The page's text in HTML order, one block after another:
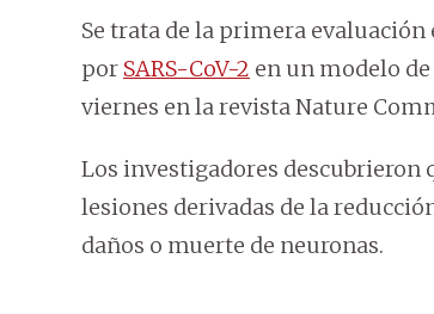
Se trata de la primera
por SARS-CoV-2 en un modelo
viernes en la revista Nature
Los investigadores descubrieron
lesiones derivadas de la
daños o muerte de neuronas.